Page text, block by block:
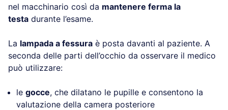
nel macchinario così da mantenere ferma la
testa durante l’esame.
La lampada a fessura è posta davanti al paziente. A
seconda delle parti dell’occhio da osservare il medico
può utilizzare:
le gocce, che dilatano le pupille e consentono la
valutazione della camera posteriore